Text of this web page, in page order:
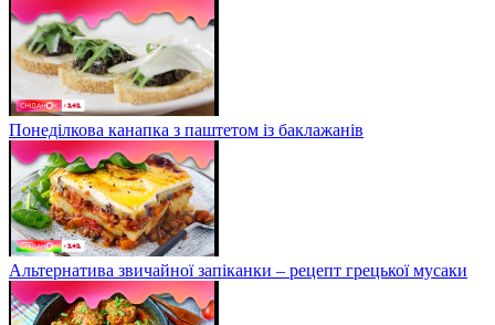
Понеділкова канапка з паштетом із баклажанів
Альтернатива звичайної запіканки – рецепт грецької мусаки